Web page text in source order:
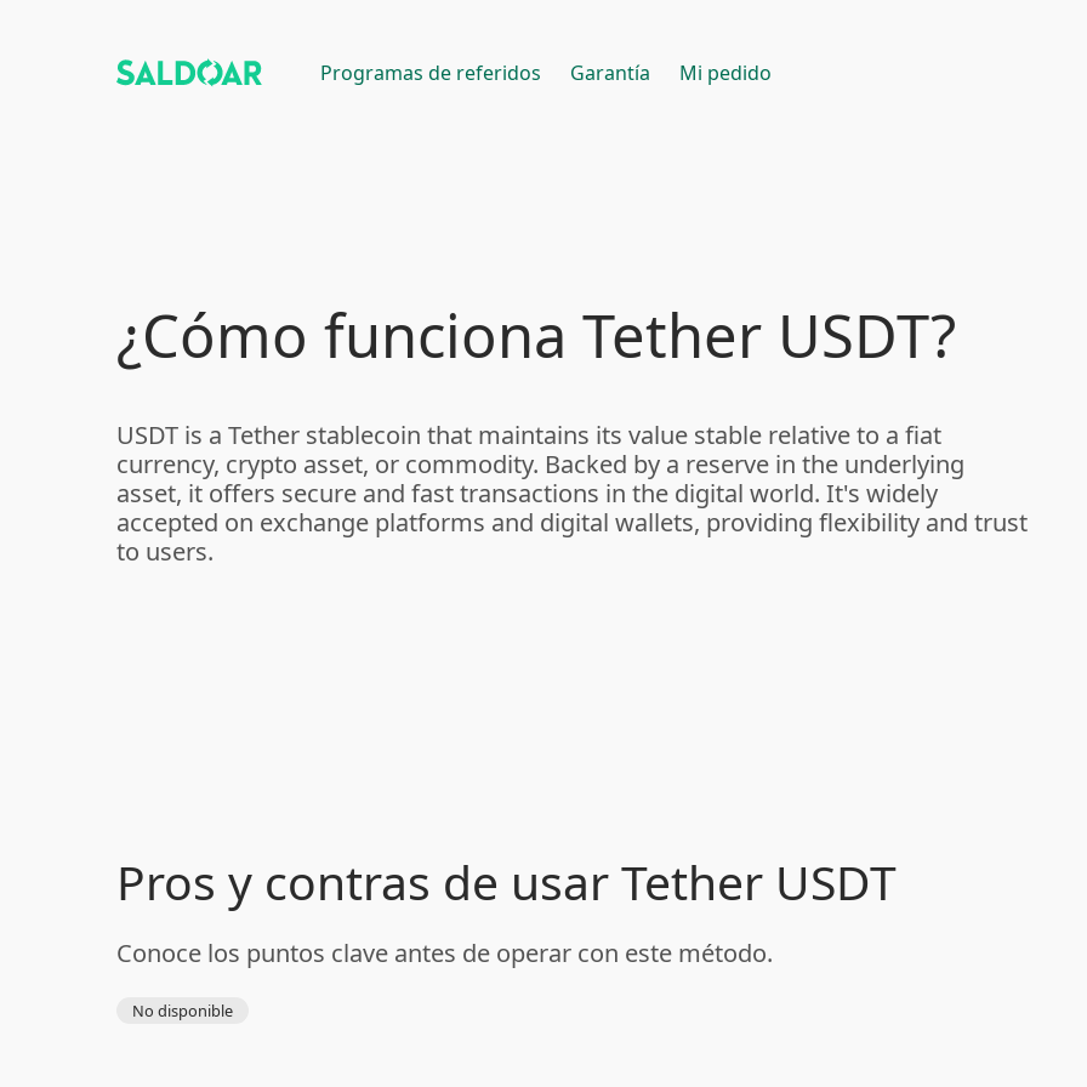
Programas de referidos Garantía Mi pedido
¿Cómo funciona Tether USDT?
USDT is a Tether stablecoin that maintains its value stable relative to a fiat
currency, crypto asset, or commodity. Backed by a reserve in the underlying
asset, it offers secure and fast transactions in the digital world. It's widely
accepted on exchange platforms and digital wallets, providing flexibility and trust
to users.
Pros y contras de usar Tether USDT
Conoce los puntos clave antes de operar con este método.
No disponible